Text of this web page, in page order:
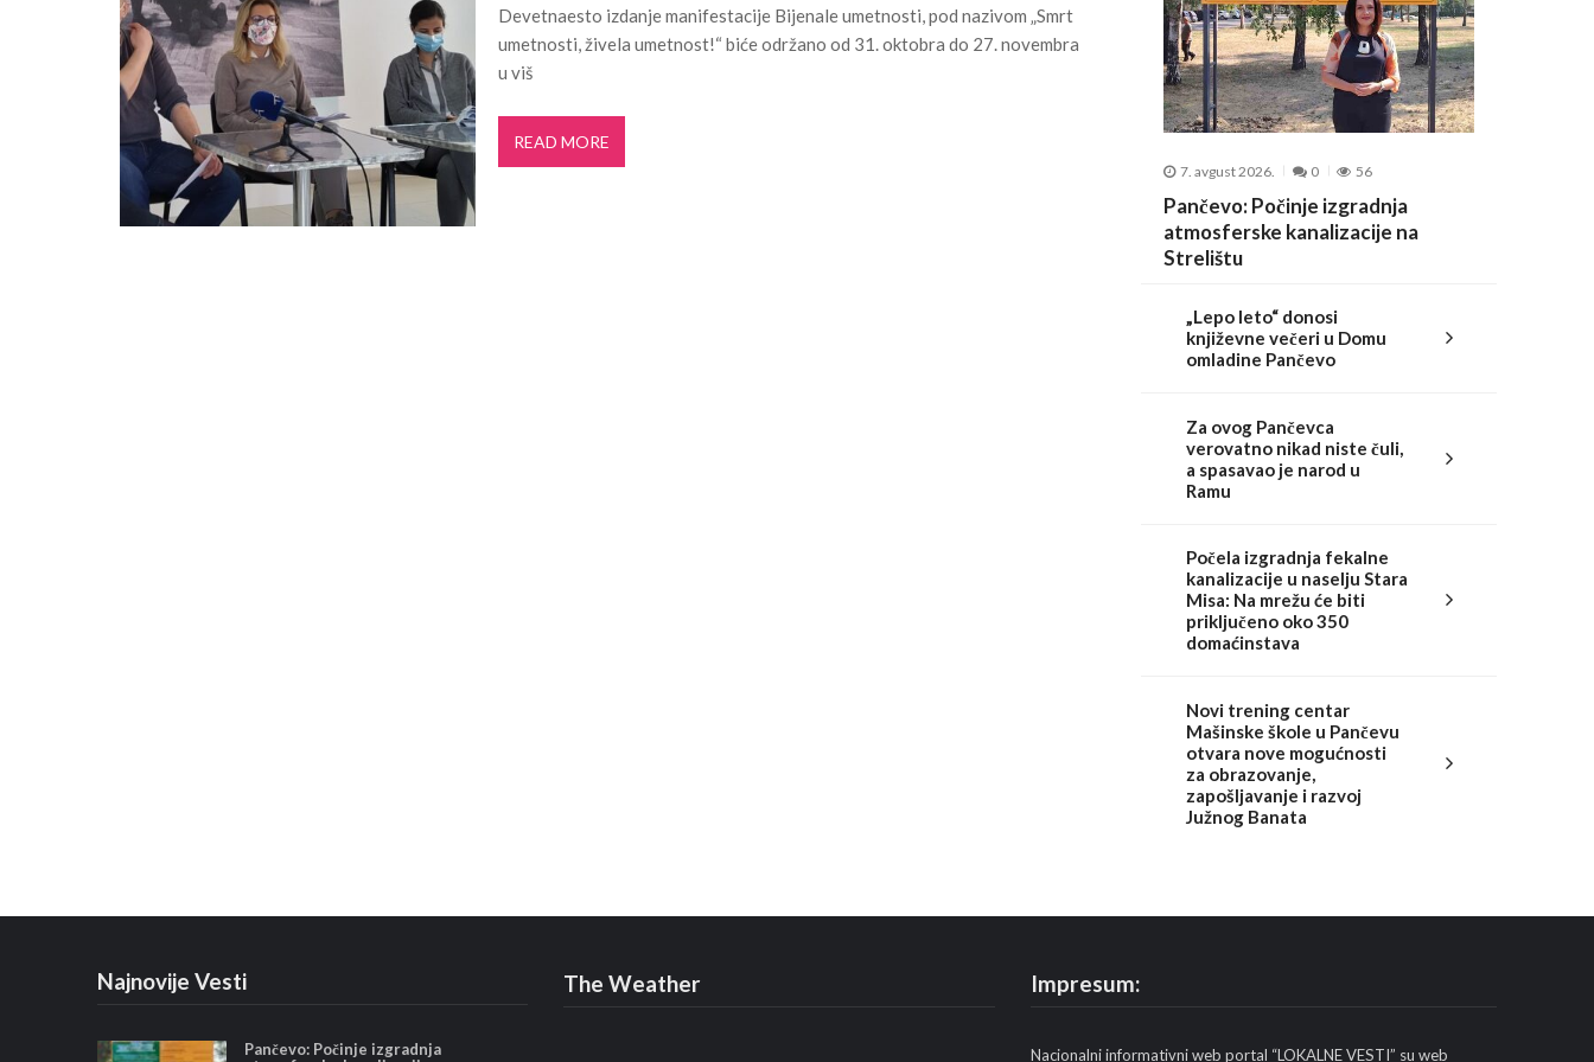
Pančevo: Održan treći sastanak stejkholdera u okviru projekta TERRAIN u čijem fo... 3. JUN 2026.
Projekat „Mistični Dunav“ razvija održivi turizam kroz prirodno i kulturno nasle...
Pančevo: Počela rekonstrukcija kanalizacije u Ulici Dragutina Ilkića Birte kod v...
Pančevo: Počinje izgradnja atmosferske kanalizacije na Strelištu
„Lepo leto“ donosi književne večeri u Domu omladine Pančevo
Za ovog Pančevca verovatno nikad niste čuli, a spasavao je narod u Ramu
Devetnaesto izdanje manifestacije Bijenale umetnosti, pod nazivom „Smrt
umetnosti, živela umetnost!“ biće održano od 31. oktobra do 27. novembra
u viš
READ MORE
7. avgust 2026. 0 56
Pančevo: Počinje izgradnja
atmosferske kanalizacije na
Strelištu
„Lepo leto“ donosi
književne večeri u Domu
omladine Pančevo
Za ovog Pančevca
verovatno nikad niste čuli,
a spasavao je narod u
Ramu
Počela izgradnja fekalne
kanalizacije u naselju Stara
Misa: Na mrežu će biti
priključeno oko 350
domaćinstava
Novi trening centar
Mašinske škole u Pančevu
otvara nove mogućnosti
za obrazovanje,
zapošljavanje i razvoj
Južnog Banata
Najnovije Vesti
Pančevo: Počinje izgradnja
The Weather Impresum:
Nacionalni informativni web portal “LOKALNE VESTI” su web